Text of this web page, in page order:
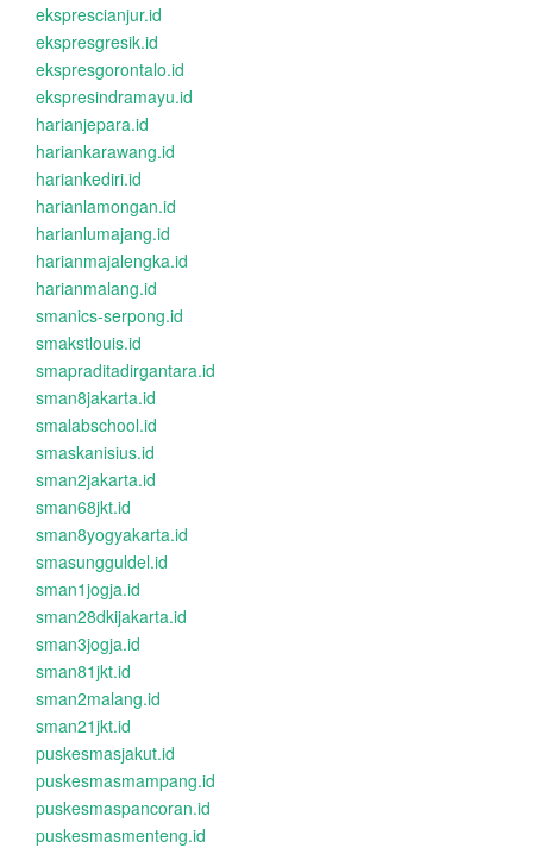
eksprescianjur.id
ekspresgresik.id
ekspresgorontalo.id
ekspresindramayu.id
harianjepara.id
hariankarawang.id
hariankediri.id
harianlamongan.id
harianlumajang.id
harianmajalengka.id
harianmalang.id
smanics-serpong.id
smakstlouis.id
smapraditadirgantara.id
sman8jakarta.id
smalabschool.id
smaskanisius.id
sman2jakarta.id
sman68jkt.id
sman8yogyakarta.id
smasungguldel.id
sman1jogja.id
sman28dkijakarta.id
sman3jogja.id
sman81jkt.id
sman2malang.id
sman21jkt.id
puskesmasjakut.id
puskesmasmampang.id
puskesmaspancoran.id
puskesmasmenteng.id